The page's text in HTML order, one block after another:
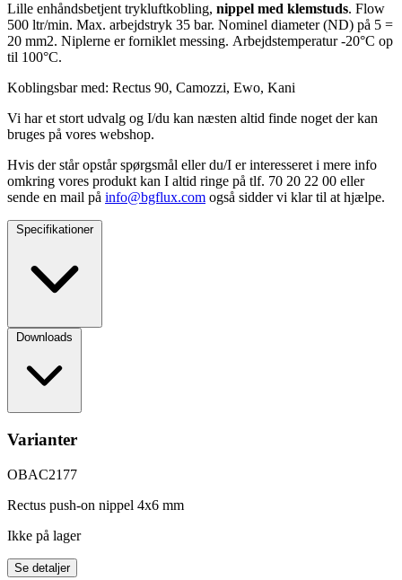
Lille enhåndsbetjent trykluftkobling, nippel med klemstuds. Flow
500 ltr/min. Max. arbejdstryk 35 bar. Nominel diameter (ND) på 5 =
20 mm2. Niplerne er forniklet messing. Arbejdstemperatur -20°C op
til 100°C.
Koblingsbar med: Rectus 90, Camozzi, Ewo, Kani
Vi har et stort udvalg og I/du kan næsten altid finde noget der kan
bruges på vores webshop.
Hvis der står opstår spørgsmål eller du/I er interesseret i mere info
omkring vores produkt kan I altid ringe på tlf. 70 20 22 00 eller
sende en mail på info@bgflux.com også sidder vi klar til at hjælpe.
Specifikationer
Downloads
Varianter
OBAC2177
Rectus push-on nippel 4x6 mm
Ikke på lager
Se detaljer